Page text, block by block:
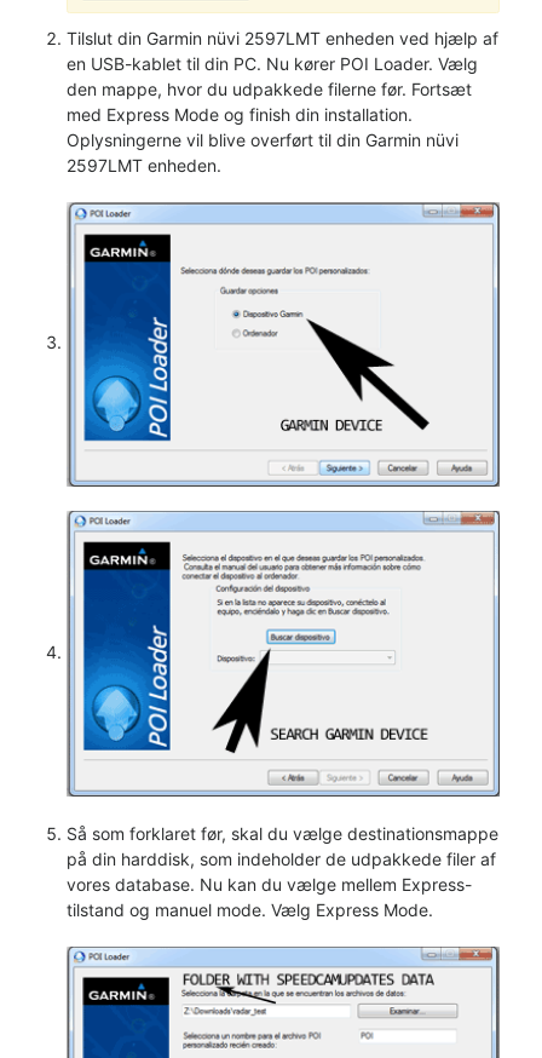
Tilslut din Garmin nüvi 2597LMT enheden ved hjælp af
en USB-kablet til din PC. Nu kører POI Loader. Vælg
den mappe, hvor du udpakkede filerne før. Fortsæt
med Express Mode og finish din installation.
Oplysningerne vil blive overført til din Garmin nüvi
2597LMT enheden.
Så som forklaret før, skal du vælge destinationsmappe
på din harddisk, som indeholder de udpakkede filer af
vores database. Nu kan du vælge mellem Express-
tilstand og manuel mode. Vælg Express Mode.